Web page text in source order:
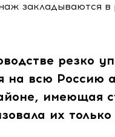
закладываются в
резко
на всю Россию
имеющая
их